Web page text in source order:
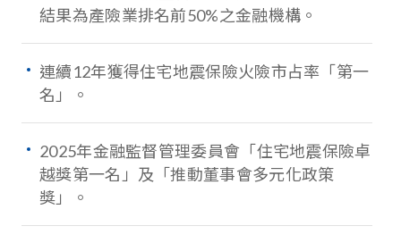
結果為產險業排名前50%之金融機構。
連續12年獲得住宅地震保險火險市占率「第一
名」。
2025年金融監督管理委員會「住宅地震保險卓
越獎第一名」及「推動董事會多元化政策
獎」。